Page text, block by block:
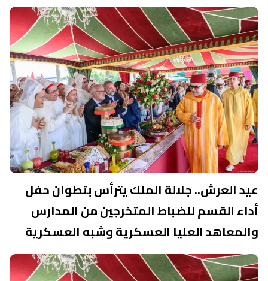
عيد العرش.. جلالة الملك يترأس بتطوان حفل
أداء القسم للضباط المتخرجين من المدارس
والمعاهد العليا العسكرية وشبه العسكرية